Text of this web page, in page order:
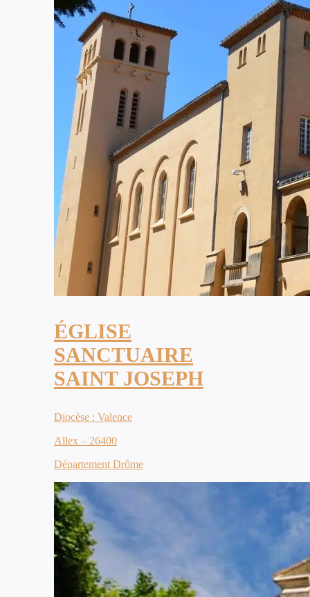
ÉGLISE
SANCTUAIRE
SAINT JOSEPH
Diocèse : Valence
Allex – 26400
Département Drôme